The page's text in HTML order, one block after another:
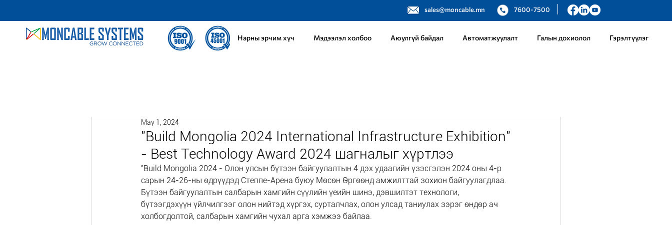
sales@moncable.mn 7600-7500
Нарны эрчим хүч Мэдээлэл холбоо Аюулгүй байдал Автоматжуулалт Галын дохиолол Гэрэлтүүлэг
"Build Mongolia 2024 International Infrastructure Exhibition"
- Best Technology Award 2024 шагналыг хүртлээ
May 1, 2024
"Build Mongolia 2024 - Олон улсын бүтээн байгуулалтын 4 дэх удаагийн үзэсгэлэн 2024 оны 4-р
сарын 24-26-ны өдрүүдэд Степпе-Арена буюу Мөсөн Өргөөнд амжилттай зохион байгуулагдлаа.
Бүтээн байгуулалтын салбарын хамгийн сүүлийн үеийн шинэ, дэвшилтэт технологи,
бүтээгдэхүүн үйлчилгээг олон нийтэд хүргэх, сурталчлах, олон улсад таниулах зэрэг өндөр ач
холбогдолтой, салбарын хамгийн чухал арга хэмжээ байлаа.